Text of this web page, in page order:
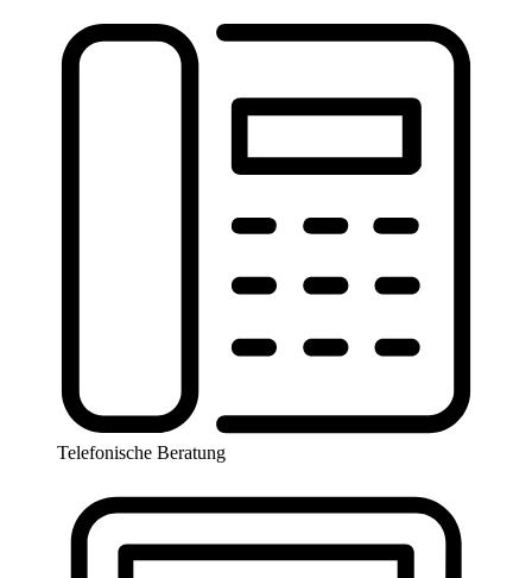
Telefonische Beratung